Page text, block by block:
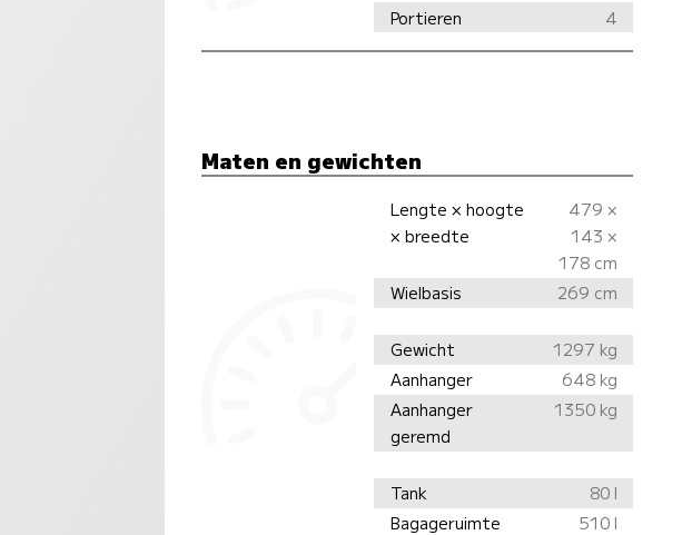
Portieren
4
Maten en gewichten
Lengte × hoogte
× breedte
479 ×
143 ×
178 cm
Wielbasis
269 cm
Gewicht
1297 kg
Aanhanger
648 kg
Aanhanger
geremd
1350 kg
Tank
80 l
Bagageruimte
510 l